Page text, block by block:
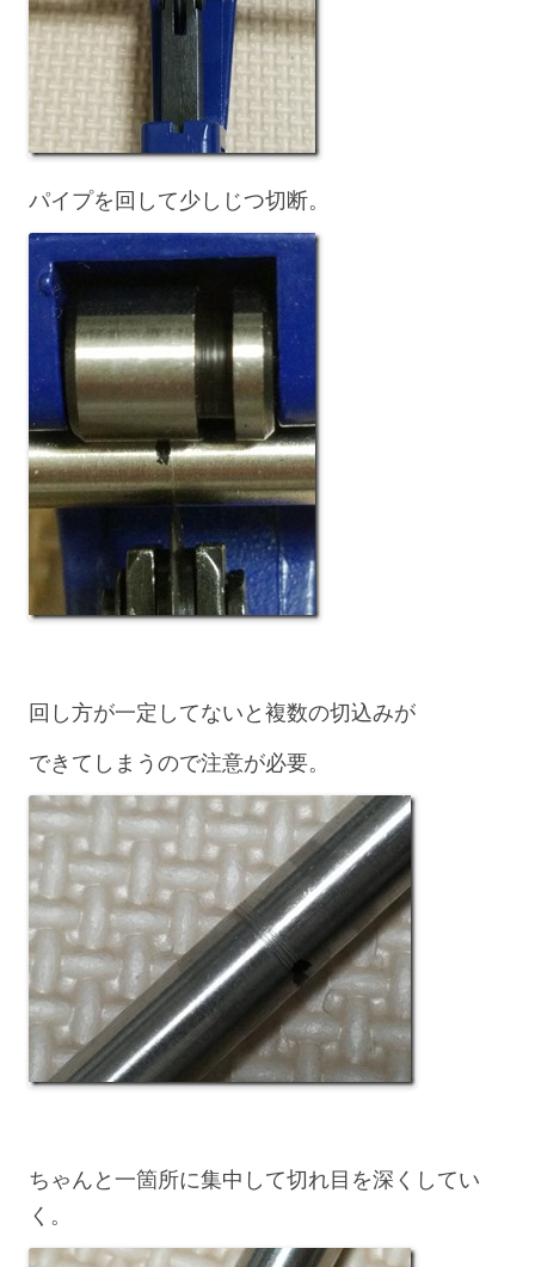
パイプを回して少しじつ切断。
回し方が一定してないと複数の切込みが
できてしまうので注意が必要。
ちゃんと一箇所に集中して切れ目を深くしてい
く。